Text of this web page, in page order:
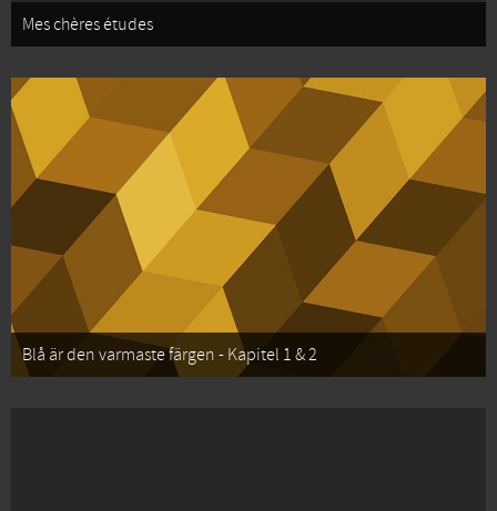
Mes chères études
Blå är den varmaste färgen - Kapitel 1 & 2